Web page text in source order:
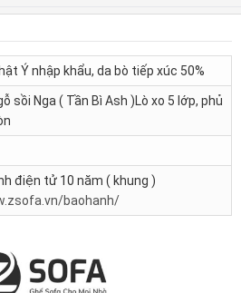
Ý nhập khẩu, da bò tiếp xúc 50%
sồi Nga ( Tần Bì Ash )Lò xo 5 lớp, phủ
điện tử 10 năm ( khung )
baohanh/